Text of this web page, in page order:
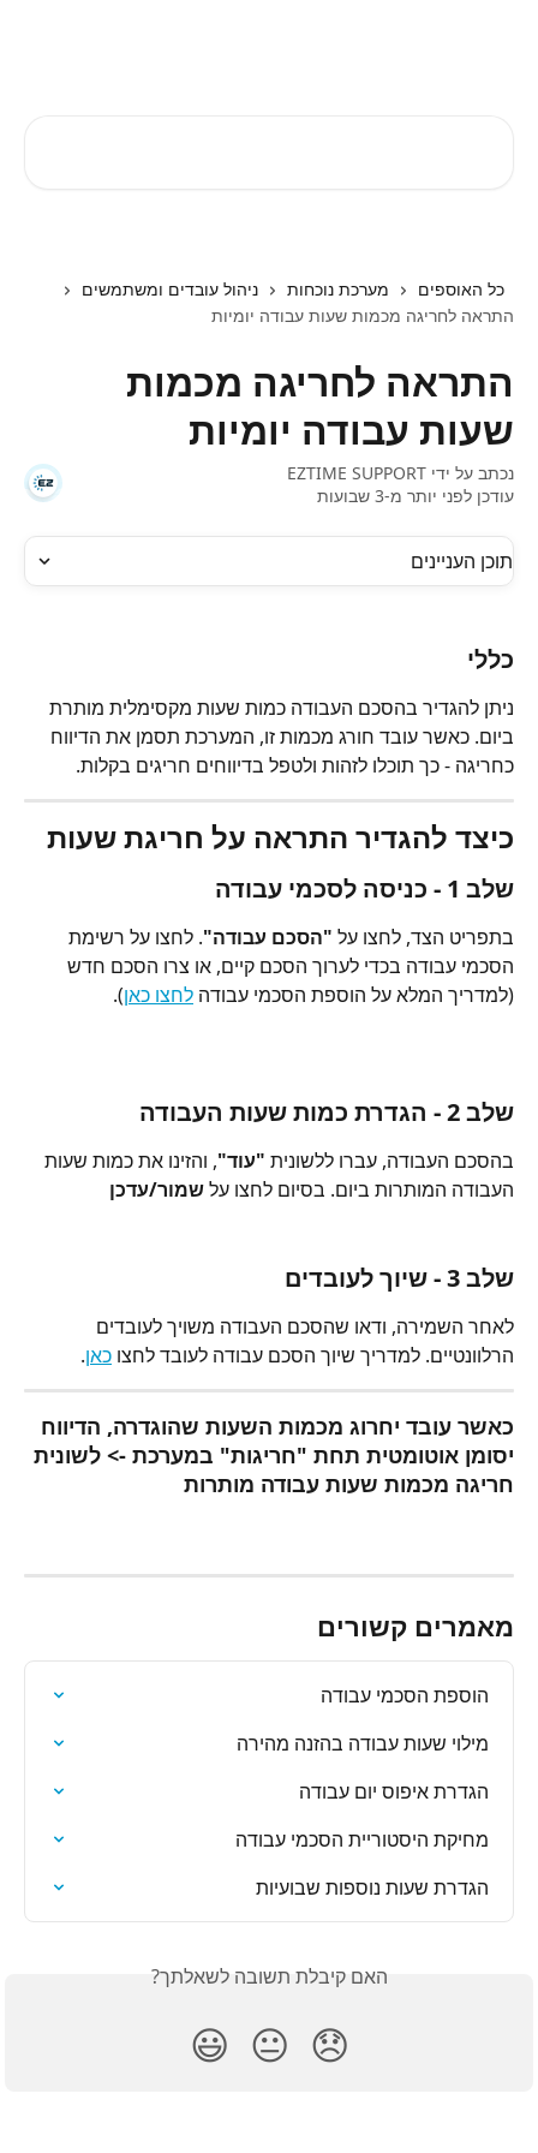
כל האוספים מערכת נוכחות
ניהול עובדים ומשתמשים
התראה לחריגה מכמות שעות עבודה יומיות
התראה לחריגה מכמות
שעות עבודה יומיות
נכתב על ידי EZTIME SUPPORT
עודכן לפני יותר מ-3 שבועות
תוכן העניינים
כללי
ניתן להגדיר בהסכם העבודה כמות שעות מקסימלית מותרת
ביום. כאשר עובד חורג מכמות זו, המערכת תסמן את הדיווח
כחריגה - כך תוכלו לזהות ולטפל בדיווחים חריגים בקלות.
כיצד להגדיר התראה על חריגת שעות
שלב 1 - כניסה לסכמי עבודה
בתפריט הצד, לחצו על "הסכם עבודה". לחצו על רשימת
הסכמי עבודה בכדי לערוך הסכם קיים, או צרו הסכם חדש
(למדריך המלא על הוספת הסכמי עבודה לחצו כאן).
שלב 2 - הגדרת כמות שעות העבודה
בהסכם העבודה, עברו ללשונית "עוד", והזינו את כמות שעות
העבודה המותרות ביום. בסיום לחצו על שמור/עדכן
שלב 3 - שיוך לעובדים
לאחר השמירה, ודאו שהסכם העבודה משויך לעובדים
הרלוונטיים. למדריך שיוך הסכם עבודה לעובד לחצו כאן.
כאשר עובד יחרוג מכמות השעות שהוגדרה, הדיווח
יסומן אוטומטית תחת "חריגות" במערכת -> לשונית
חריגה מכמות שעות עבודה מותרות
מאמרים קשורים
הוספת הסכמי עבודה
מילוי שעות עבודה בהזנה מהירה
הגדרת איפוס יום עבודה
מחיקת היסטוריית הסכמי עבודה
הגדרת שעות נוספות שבועיות
האם קיבלת תשובה לשאלתך?
😞
😐
😃